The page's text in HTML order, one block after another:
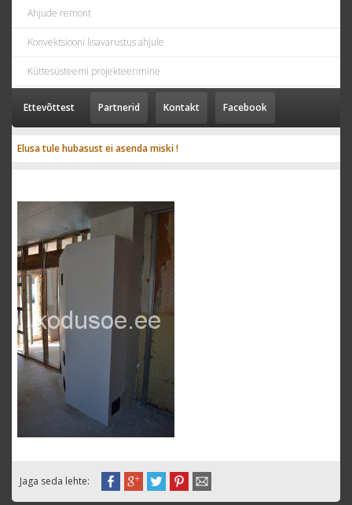
Ahjude remont
Konvektsiooni lisavarustus ahjule
Küttesüsteemi projekteerimine
Ettevõttest Partnerid Kontakt Facebook
Elusa tule hubasust ei asenda miski !
Jaga seda lehte: